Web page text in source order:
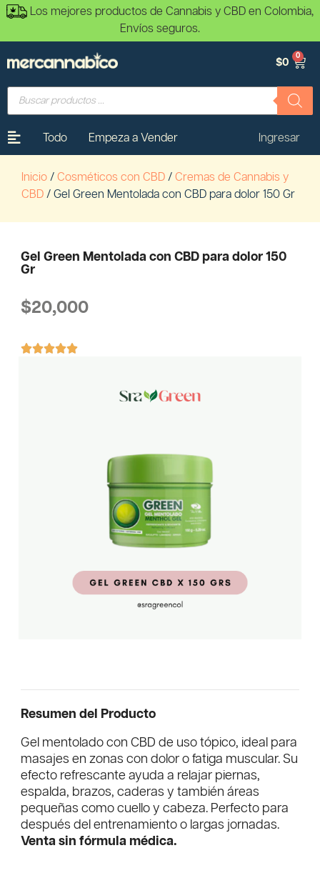
Los mejores productos de Cannabis y CBD en Colombia,
Envíos seguros.
$0
0
Todo Empeza a Vender Ingresar
Inicio / Cosméticos con CBD / Cremas de Cannabis y
CBD / Gel Green Mentolada con CBD para dolor 150 Gr
Gel Green Mentolada con CBD para dolor 150
Gr
$20,000

Resumen del Producto
Gel mentolado con CBD de uso tópico, ideal para
masajes en zonas con dolor o fatiga muscular. Su
efecto refrescante ayuda a relajar piernas,
espalda, brazos, caderas y también áreas
pequeñas como cuello y cabeza. Perfecto para
después del entrenamiento o largas jornadas.
Venta sin fórmula médica.